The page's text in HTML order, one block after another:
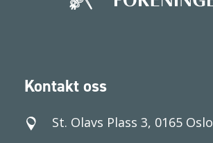
Kontakt oss
St. Olavs Plass 3, 0165 Oslo